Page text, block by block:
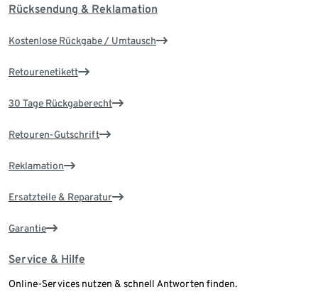
Rücksendung & Reklamation
Kostenlose Rückgabe / Umtausch
Retourenetikett
30 Tage Rückgaberecht
Retouren-Gutschrift
Reklamation
Ersatzteile & Reparatur
Garantie
Service & Hilfe
Online-Services nutzen & schnell Antworten finden.